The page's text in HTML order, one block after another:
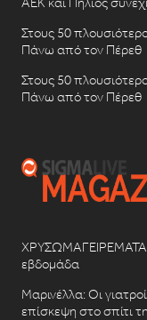
Στους 50
Πάνω από τον Πέρεθ
Στους 50
Πάνω από τον Πέρεθ
εβδομάδα
Μαρινέλλα: Οι
επίσκεψη στο σπίτι